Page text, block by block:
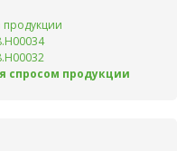
продукции
спросом продукции